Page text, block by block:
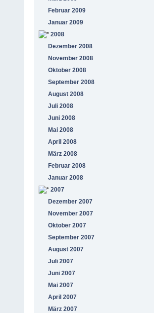
Februar 2009
Januar 2009
2008
Dezember 2008
November 2008
Oktober 2008
September 2008
August 2008
Juli 2008
Juni 2008
Mai 2008
April 2008
März 2008
Februar 2008
Januar 2008
2007
Dezember 2007
November 2007
Oktober 2007
September 2007
August 2007
Juli 2007
Juni 2007
Mai 2007
April 2007
März 2007